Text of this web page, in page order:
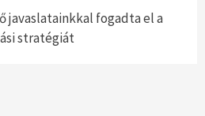
javaslatainkkal fogadta el a
stratégiát